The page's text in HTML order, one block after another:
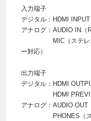
入力端子
デジタル：HDMI
アナログ：AUDIO IN（
MIC（ステレオ・
ー対応）
出力端子
デジタル：HDMI
HDMI PREVIEW
アナログ：AUDIO OUT
PHONES（ステ